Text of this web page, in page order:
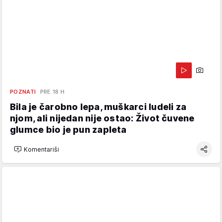
POZNATI PRE 18 H
Bila je čarobno lepa, muškarci ludeli za
njom, ali nijedan nije ostao: Život čuvene
glumce bio je pun zapleta
Komentariši